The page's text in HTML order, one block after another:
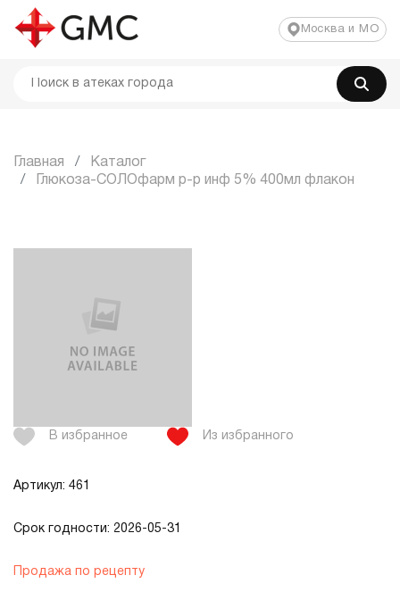
Москва и МО
Главная
Каталог
Глюкоза-СОЛОфарм р-р инф 5% 400мл флакон
В избранное Из избранного
Артикул: 461
Срок годности: 2026-05-31
Продажа по рецепту